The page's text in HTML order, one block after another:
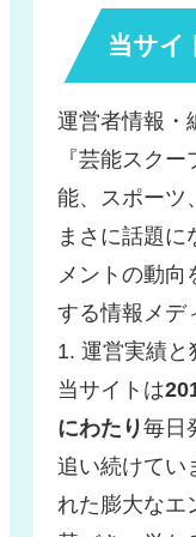
当サイ
運営者情報・
『芸能スク
能、スポーツ
まさに話題に
メントの動向
する情報メデ
1. 運営実績と
当サイトは
にわたり毎日
追い続けてい
れた膨大なエ